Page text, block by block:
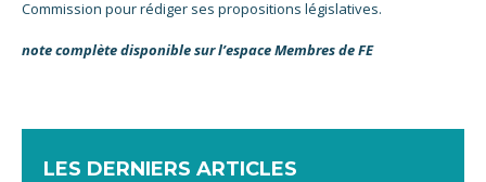
Commission pour rédiger ses propositions législatives.
note complète disponible sur l’espace Membres de FE
LES DERNIERS ARTICLES